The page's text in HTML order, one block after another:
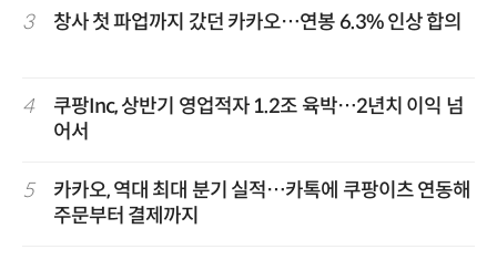
3 창사 첫 파업까지 갔던 카카오…연봉 6.3% 인상 합의
4
쿠팡Inc, 상반기 영업적자 1.2조 육박…2년치 이익 넘
어서
5
카카오, 역대 최대 분기 실적…카톡에 쿠팡이츠 연동해
주문부터 결제까지